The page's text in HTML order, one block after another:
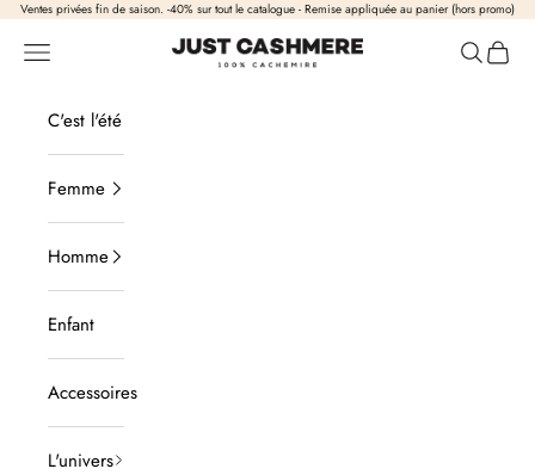
Passer au contenu
Ventes privées fin de saison. -40% sur tout le catalogue - Remise appliquée au panier (hors promo)
Just Cashmere
Ouvrir la navigation Ouvrir la
Voir
C'est l'été
Femme
Homme
Enfant
Accessoires
L'univers